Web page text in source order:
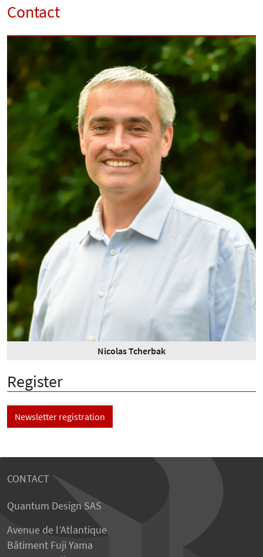
Contact
Nicolas Tcherbak
Register
Newsletter registration
CONTACT
Quantum Design SAS
Avenue de l’Atlantique
Bâtiment Fuji Yama